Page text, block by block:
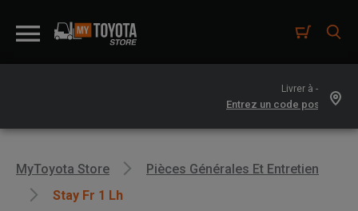
Livrer à -
MyToyota Store
Pièces Générales Et Entretien
Stay Fr 1 Lh